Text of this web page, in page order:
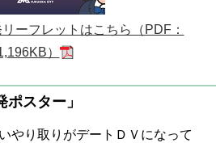
ーフレットはこちら（PDF：
）
ポスター」
やり取りがデートＤＶになって